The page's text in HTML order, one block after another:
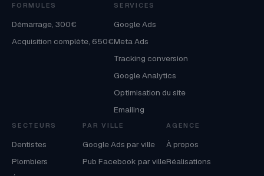
FORMULES
Démarrage, 300€
Acquisition complète, 650€
SERVICES
Google Ads
Meta Ads
Tracking conversion
Google Analytics
Optimisation du site
Emailing
SECTEURS
Dentistes
Plombiers
PAR VILLE
Google Ads par ville
Pub Facebook par ville
AGENCE
À propos
Réalisations